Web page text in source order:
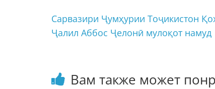
Сарвазири Ҷумҳурии Тоҷикистон
Ҷалил Аббос Ҷелонӣ мулоқот намуд
Вам также может